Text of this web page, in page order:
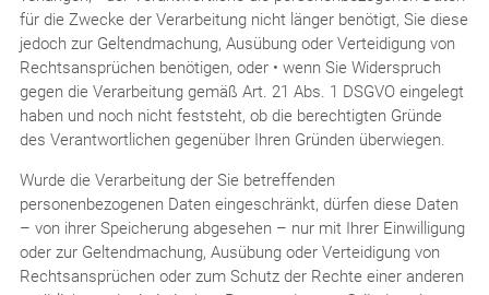
für die Zwecke der Verarbeitung nicht länger benötigt, Sie diese
jedoch zur Geltendmachung, Ausübung oder Verteidigung von
Rechtsansprüchen benötigen, oder • wenn Sie Widerspruch
gegen die Verarbeitung gemäß Art. 21 Abs. 1 DSGVO eingelegt
haben und noch nicht feststeht, ob die berechtigten Gründe
des Verantwortlichen gegenüber Ihren Gründen überwiegen.
Wurde die Verarbeitung der Sie betreffenden
personenbezogenen Daten eingeschränkt, dürfen diese Daten
– von ihrer Speicherung abgesehen – nur mit Ihrer Einwilligung
oder zur Geltendmachung, Ausübung oder Verteidigung von
Rechtsansprüchen oder zum Schutz der Rechte einer anderen